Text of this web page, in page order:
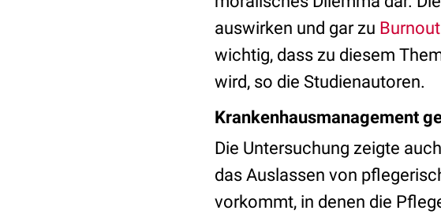
auswirken und gar zu Burnout
wichtig, dass zu diesem
wird, so die Studienautoren.
Krankenhausmanagement
Die Untersuchung zeigte
das Auslassen von
vorkommt, in denen die